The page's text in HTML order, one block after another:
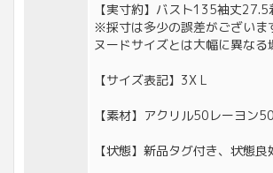
【実寸約】バスト135袖丈
※採寸は多少の誤差がございま
ヌードサイズとは大幅に異なる
【サイズ表記】3X L
【素材】アクリル50レーヨン50
【状態】新品タグ付き、状態良